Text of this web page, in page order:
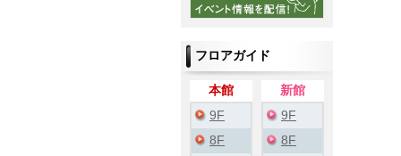
フロアガイド
本館
9F
8F
新館
9F
8F